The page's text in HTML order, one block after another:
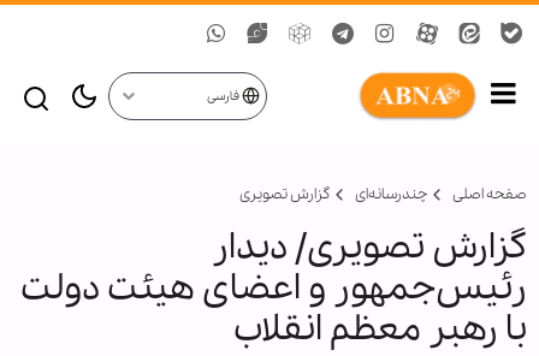
فارسی
صفحه اصلی چندرسانه‌ای گزارش تصويری
گزارش تصویری/ دیدار
رئیس‌جمهور و اعضای هیئت دولت
با رهبر معظم انقلاب